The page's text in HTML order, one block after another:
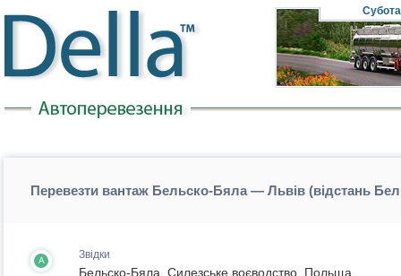
Субота
Перевезти вантаж Бельско-Бяла — Львів (відстань
A Звідки